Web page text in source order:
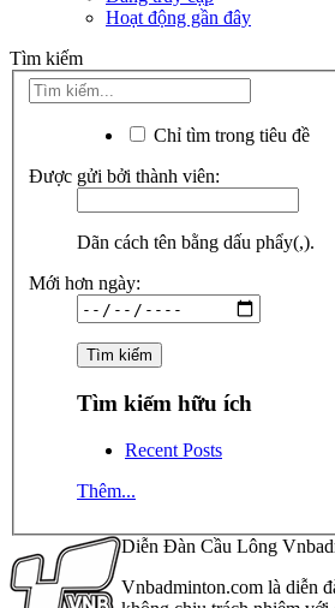
Hoạt động gần đây
Tìm kiếm
Chỉ tìm trong tiêu đề
Được gửi bởi thành viên:
Dãn cách tên bằng dấu phẩy(,).
Mới hơn ngày:
Tìm kiếm hữu ích
Recent Posts
Thêm...
Diễn Đàn Cầu Lông
Vnbadminton.com là diễn